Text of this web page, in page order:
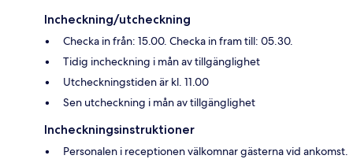
Incheckning/utcheckning
Checka in från: 15.00. Checka in fram till: 05.30.
Tidig incheckning i mån av tillgänglighet
Utcheckningstiden är kl. 11.00
Sen utcheckning i mån av tillgänglighet
Incheckningsinstruktioner
Personalen i receptionen välkomnar gästerna vid ankomst.